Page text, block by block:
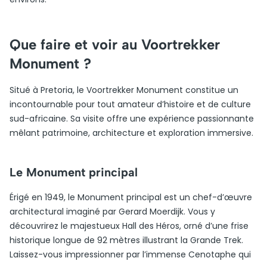
Que faire et voir au Voortrekker
Monument ?
Situé à Pretoria, le Voortrekker Monument constitue un
incontournable pour tout amateur d’histoire et de culture
sud-africaine. Sa visite offre une expérience passionnante
mêlant patrimoine, architecture et exploration immersive.
Le Monument principal
Érigé en 1949, le Monument principal est un chef-d’œuvre
architectural imaginé par Gerard Moerdijk. Vous y
découvrirez le majestueux Hall des Héros, orné d’une frise
historique longue de 92 mètres illustrant la Grande Trek.
Laissez-vous impressionner par l’immense Cenotaphe qui